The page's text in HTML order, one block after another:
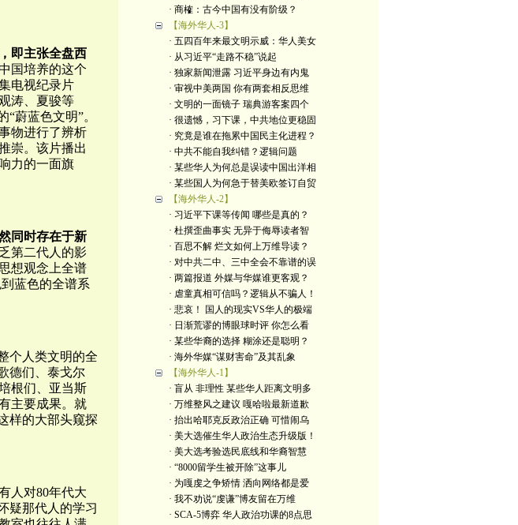
即主张全盘西
国培养的这个
电视纪录片
涛、夏骏等
蔚蓝色文明”。
物进行了辨析
崇。该片播出
力的一面旗
同时存在于新
第二代人的影
想观念上全谱
蓝色的全谱系
个人类文明的全
德们、泰戈尔
根们、亚当斯
主要成果。就
样的大部头窥探
人对80年代大
疑那代人的学习
· 商榷：古今中国有没有阶级？
【海外华人-3】
· 五四百年来最文明示威：华人美女
· 从习近平“走路不稳”说起
· 独家新闻泄露 习近平身边有内鬼
· 审视中美两国 你有两套相反思维
· 文明的一面镜子 瑞典游客案四个
· 很遗憾，习下课，中共地位更稳固
· 究竟是谁在拖累中国民主化进程？
· 中共不能自我纠错？逻辑问题
· 某些华人为何总是误读中国出洋相
· 某些国人为何急于替美欧签订自贸
【海外华人-2】
· 习近平下课等传闻 哪些是真的？
· 杜撰歪曲事实 无异于侮辱读者智
· 百思不解 烂文如何上万维导读？
· 对中共二中、三中全会不靠谱的误
· 两篇报道 外媒与华媒谁更客观？
· 虐童真相可信吗？逻辑从不骗人！
· 悲哀！ 国人的现实VS华人的极端
· 日渐荒谬的博眼球时评 你怎么看
· 某些华裔的选择 糊涂还是聪明？
· 海外华媒“谋财害命”及其乱象
【海外华人-1】
· 盲从 非理性 某些华人距离文明多
· 万维整风之建议 嘎哈啦最新道歉
· 抬出哈耶克反政治正确 可惜闹乌
· 美大选催生华人政治生态升级版！
· 美大选考验选民底线和华裔智慧
· “8000留学生被开除”这事儿
· 为嘎虔之争矫情 洒向网络都是爱
· 我不劝说“虔谦”博友留在万维
· SCA-5博弈 华人政治功课的8点思